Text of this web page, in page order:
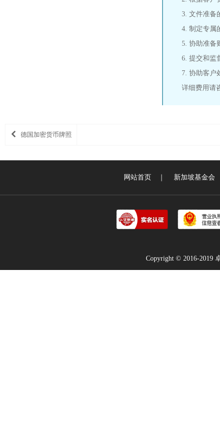
3. 文件准备
4. 制定专属
5. 协助准备
6. 提交和监
7. 协助客户
详细费用请
德国加密货币牌照
网站首页｜ 新加坡基金会
Copyright © 2016-2019